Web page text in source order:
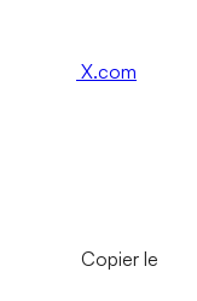
X.com
Copier le